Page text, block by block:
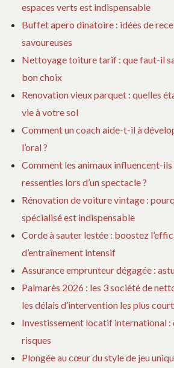
espaces verts est indispensable
Buffet apero dinatoire : idées de
savoureuses
Nettoyage toiture tarif : que faut-il
bon choix
Renovation vieux parquet : quelles
vie à votre sol
Comment un coach aide-t-il à
l’oral ?
Comment les animaux influencent-
ressenties lors d’un spectacle ?
Rénovation de voiture vintage :
spécialisé est indispensable
Corde à sauter lestée : boostez
d’entraînement intensif
Assurance emprunteur dégagée :
Palmarès 2026 : les 3 société de
les délais d’intervention les plus
Investissement locatif international
risques
Plongée au cœur du style de jeu